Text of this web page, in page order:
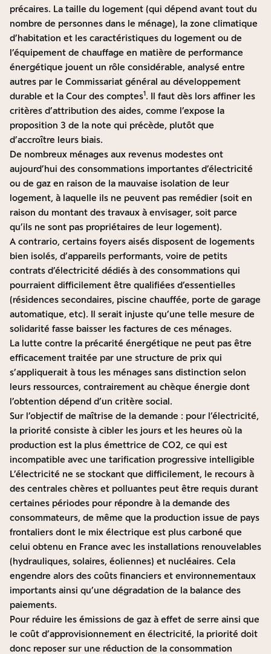
précaires. La taille du logement (qui dépend avant tout du
nombre de personnes dans le ménage), la zone climatique
d’habitation et les caractéristiques du logement ou de
l’équipement de chauffage en matière de performance
énergétique jouent un rôle considérable, analysé entre
autres par le Commissariat général au développement
durable et la Cour des comptes1. Il faut dès lors affiner les
critères d’attribution des aides, comme l’expose la
proposition 3 de la note qui précède, plutôt que
d’accroître leurs biais.
De nombreux ménages aux revenus modestes ont
aujourd’hui des consommations importantes d’électricité
ou de gaz en raison de la mauvaise isolation de leur
logement, à laquelle ils ne peuvent pas remédier (soit en
raison du montant des travaux à envisager, soit parce
qu’ils ne sont pas propriétaires de leur logement).
A contrario, certains foyers aisés disposent de logements
bien isolés, d’appareils performants, voire de petits
contrats d’électricité dédiés à des consommations qui
pourraient difficilement être qualifiées d’essentielles
(résidences secondaires, piscine chauffée, porte de garage
automatique, etc). Il serait injuste qu’une telle mesure de
solidarité fasse baisser les factures de ces ménages.
La lutte contre la précarité énergétique ne peut pas être
efficacement traitée par une structure de prix qui
s’appliquerait à tous les ménages sans distinction selon
leurs ressources, contrairement au chèque énergie dont
l’obtention dépend d’un critère social.
Sur l’objectif de maîtrise de la demande : pour l’électricité,
la priorité consiste à cibler les jours et les heures où la
production est la plus émettrice de CO2, ce qui est
incompatible avec une tarification progressive intelligible
L’électricité ne se stockant que difficilement, le recours à
des centrales chères et polluantes peut être requis durant
certaines périodes pour répondre à la demande des
consommateurs, de même que la production issue de pays
frontaliers dont le mix électrique est plus carboné que
celui obtenu en France avec les installations renouvelables
(hydrauliques, solaires, éoliennes) et nucléaires. Cela
engendre alors des coûts financiers et environnementaux
importants ainsi qu’une dégradation de la balance des
paiements.
Pour réduire les émissions de gaz à effet de serre ainsi que
le coût d’approvisionnement en électricité, la priorité doit
donc reposer sur une réduction de la consommation